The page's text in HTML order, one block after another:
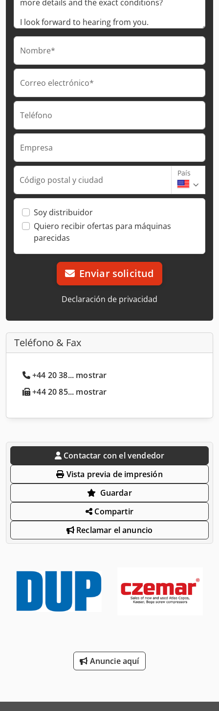
Nombre*
Correo electrónico*
Teléfono
Empresa
Código postal y ciudad
País
Soy distribuidor
Quiero recibir ofertas para máquinas
parecidas
Enviar solicitud
Declaración de privacidad
Teléfono & Fax
+44 20 38... mostrar
+44 20 85... mostrar
Contactar con el vendedor
Vista previa de impresión
Guardar
Compartir
Reclamar el anuncio
Anuncie aquí